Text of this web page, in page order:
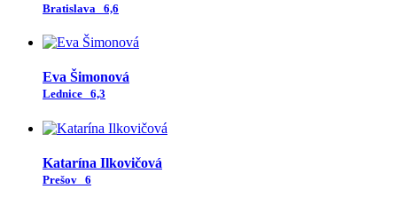
Bratislava 6,6
Eva Šimonová
Lednice 6,3
Katarína Ilkovičová
Prešov 6